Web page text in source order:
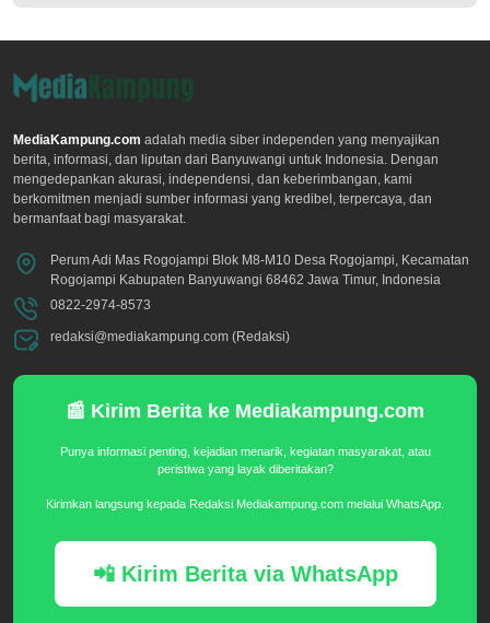
MediaKampung.com adalah media siber independen yang menyajikan
berita, informasi, dan liputan dari Banyuwangi untuk Indonesia. Dengan
mengedepankan akurasi, independensi, dan keberimbangan, kami
berkomitmen menjadi sumber informasi yang kredibel, terpercaya, dan
bermanfaat bagi masyarakat.
Perum Adi Mas Rogojampi Blok M8-M10 Desa Rogojampi, Kecamatan
Rogojampi Kabupaten Banyuwangi 68462 Jawa Timur, Indonesia
0822-2974-8573
redaksi@mediakampung.com (Redaksi)
📰 Kirim Berita ke Mediakampung.com
Punya informasi penting, kejadian menarik, kegiatan masyarakat, atau
peristiwa yang layak diberitakan?
Kirimkan langsung kepada Redaksi Mediakampung.com melalui WhatsApp.
📲 Kirim Berita via WhatsApp